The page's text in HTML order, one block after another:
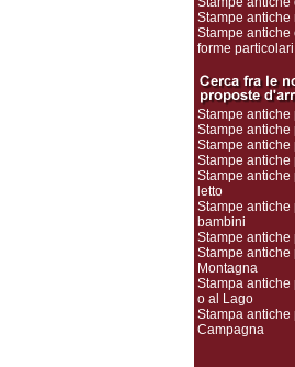
Stampe antiche
Stampe antiche
forme particolari
Stampe antiche
Stampe
Stampe antiche
Stampe antiche
Stampe antiche
letto
Stampe antiche
bambini
Stampe antiche
Stampe antiche
Montagna
Stampa antiche
o al Lago
Stampa antiche
Campagna